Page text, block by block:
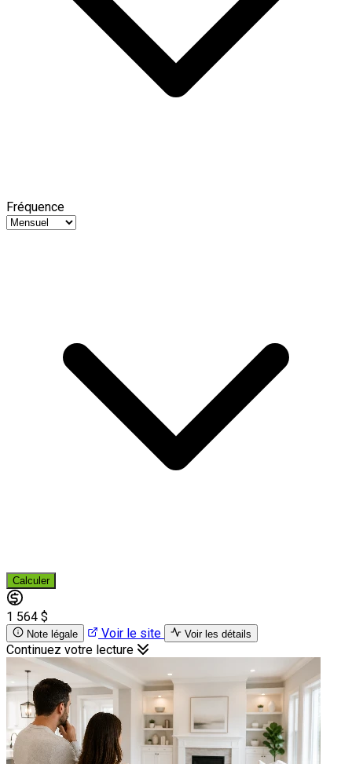
Fréquence
Calculer
1 564 $
Note légale Voir le site Voir les détails
Continuez votre lecture